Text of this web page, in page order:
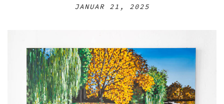
JANUAR 21, 2025